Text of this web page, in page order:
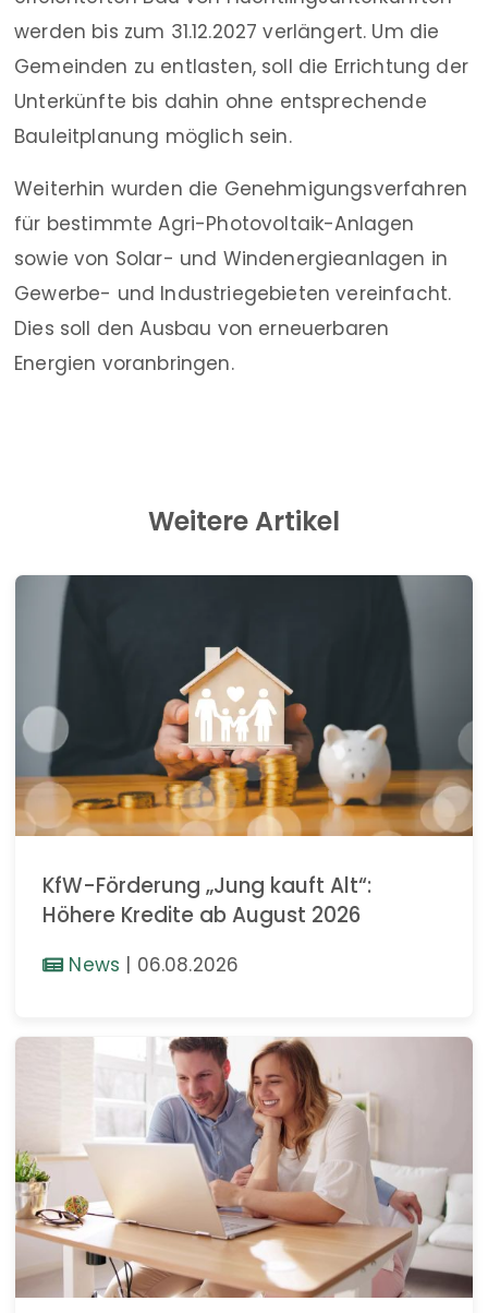
werden bis zum 31.12.2027 verlängert. Um die
Gemeinden zu entlasten, soll die Errichtung der
Unterkünfte bis dahin ohne entsprechende
Bauleitplanung möglich sein.
Weiterhin wurden die Genehmigungsverfahren
für bestimmte Agri-Photovoltaik-Anlagen
sowie von Solar- und Windenergieanlagen in
Gewerbe- und Industriegebieten vereinfacht.
Dies soll den Ausbau von erneuerbaren
Energien voranbringen.
Weitere Artikel
KfW-Förderung „Jung kauft Alt“:
Höhere Kredite ab August 2026
News | 06.08.2026